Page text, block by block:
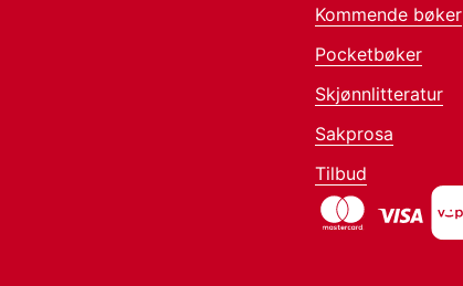
Kommende bøker
Pocketbøker
Skjønnlitteratur
Sakprosa
Tilbud